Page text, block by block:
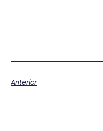
Anterior